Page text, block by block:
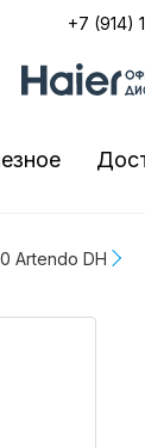
+7 (914)
Artendo DH